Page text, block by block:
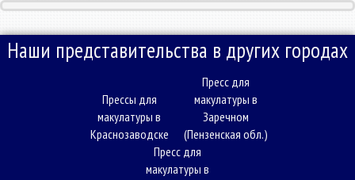
Наши представительства в других городах
Прессы для
макулатуры в
Краснозаводске
Пресс для
макулатуры в
Заречном
(Пензенская обл.)
Пресс для
макулатуры в